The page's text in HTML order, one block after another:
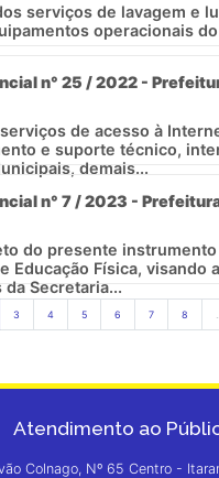
serviços de lavagem e
operacionais
n° 25 / 2022 -
de acesso à
e suporte técnico,
demais...
n° 7 / 2023 -
do presente instrumento
Educação Física, visando
Secretaria...
3 4 5 6 7 8
Atendimento ao
Colnago, Nº 65 Centro -